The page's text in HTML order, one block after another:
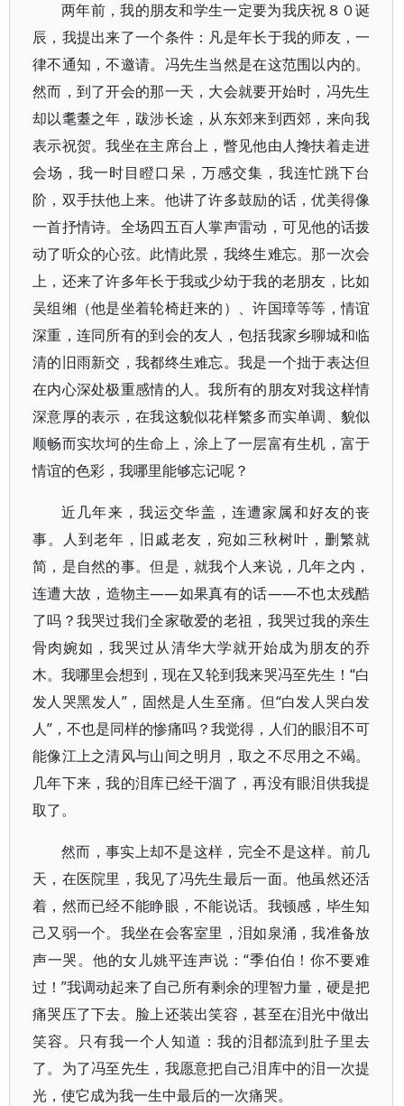
两年前，我的朋友和学生一定要为我庆祝８０诞
辰，我提出来了一个条件：凡是年长于我的师友，一
律不通知，不邀请。冯先生当然是在这范围以内的。
然而，到了开会的那一天，大会就要开始时，冯先生
却以耄耋之年，跋涉长途，从东郊来到西郊，来向我
表示祝贺。我坐在主席台上，瞥见他由人搀扶着走进
会场，我一时目瞪口呆，万感交集，我连忙跳下台
阶，双手扶他上来。他讲了许多鼓励的话，优美得像
一首抒情诗。全场四五百人掌声雷动，可见他的话拨
动了听众的心弦。此情此景，我终生难忘。那一次会
上，还来了许多年长于我或少幼于我的老朋友，比如
吴组缃（他是坐着轮椅赶来的）、许国璋等等，情谊
深重，连同所有的到会的友人，包括我家乡聊城和临
清的旧雨新交，我都终生难忘。我是一个拙于表达但
在内心深处极重感情的人。我所有的朋友对我这样情
深意厚的表示，在我这貌似花样繁多而实单调、貌似
顺畅而实坎坷的生命上，涂上了一层富有生机，富于
情谊的色彩，我哪里能够忘记呢？
近几年来，我运交华盖，连遭家属和好友的丧
事。人到老年，旧戚老友，宛如三秋树叶，删繁就
简，是自然的事。但是，就我个人来说，几年之内，
连遭大故，造物主——如果真有的话——不也太残酷
了吗？我哭过我们全家敬爱的老祖，我哭过我的亲生
骨肉婉如，我哭过从清华大学就开始成为朋友的乔
木。我哪里会想到，现在又轮到我来哭冯至先生！“白
发人哭黑发人”，固然是人生至痛。但“白发人哭白发
人”，不也是同样的惨痛吗？我觉得，人们的眼泪不可
能像江上之清风与山间之明月，取之不尽用之不竭。
几年下来，我的泪库已经干涸了，再没有眼泪供我提
取了。
然而，事实上却不是这样，完全不是这样。前几
天，在医院里，我见了冯先生最后一面。他虽然还活
着，然而已经不能睁眼，不能说话。我顿感，毕生知
己又弱一个。我坐在会客室里，泪如泉涌，我准备放
声一哭。他的女儿姚平连声说：“季伯伯！你不要难
过！”我调动起来了自己所有剩余的理智力量，硬是把
痛哭压了下去。脸上还装出笑容，甚至在泪光中做出
笑容。只有我一个人知道：我的泪都流到肚子里去
了。为了冯至先生，我愿意把自己泪库中的泪一次提
光，使它成为我一生中最后的一次痛哭。